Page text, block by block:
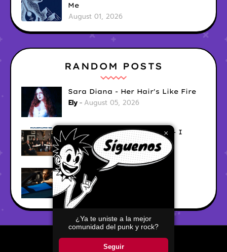
×
¿Ya te uniste a la mejor
comunidad del punk y rock?
Seguir
Me
August 01, 2026
RANDOM POSTS
Sara Diana - Her Hair's Like Fire
Ely August 05, 2026
Good Vibes Rollercoaster - I
Don't Care
Ely August 05, 2026
Hyperwulf - FaceTime
Ely August 04, 2026